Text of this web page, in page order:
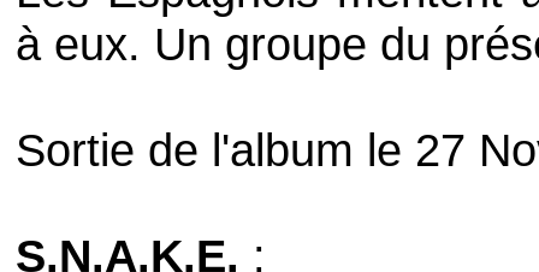
à eux. Un groupe du
Sortie de l'album le 27
S.N.A.K.E. :